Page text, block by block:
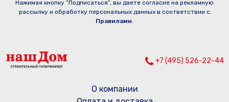
Нажимая кнопку “Подписаться”, вы даете согласие на рекламную
рассылку и обработку персональных данных в соответствии с
Правилами.
+7 (495) 526-22-44
О компании